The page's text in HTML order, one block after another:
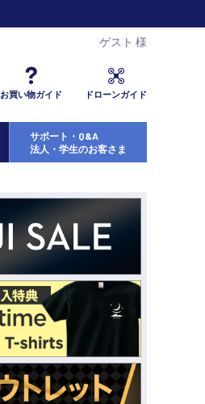
ゲスト 様
お買い物ガイド ドローンガイド
サポート・Q&A
法人・学生のお客さま